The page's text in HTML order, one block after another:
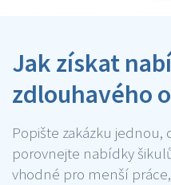
Jak získat
zdlouhavého
Popište zakázku
porovnejte nabídky
vhodné pro menší